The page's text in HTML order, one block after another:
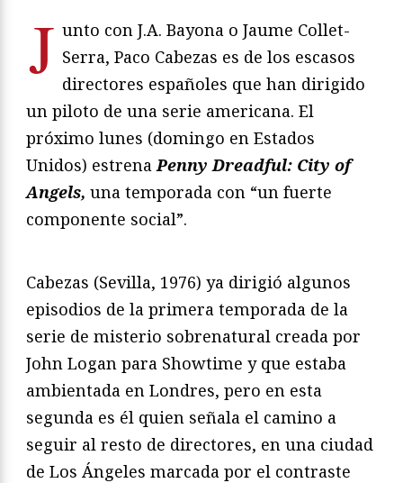
J unto con J.A. Bayona o Jaume Collet-
Serra, Paco Cabezas es de los escasos
directores españoles que han dirigido
un piloto de una serie americana. El
próximo lunes (domingo en Estados
Unidos) estrena Penny Dreadful: City of
Angels, una temporada con “un fuerte
componente social”.
Cabezas (Sevilla, 1976) ya dirigió algunos
episodios de la primera temporada de la
serie de misterio sobrenatural creada por
John Logan para Showtime y que estaba
ambientada en Londres, pero en esta
segunda es él quien señala el camino a
seguir al resto de directores, en una ciudad
de Los Ángeles marcada por el contraste